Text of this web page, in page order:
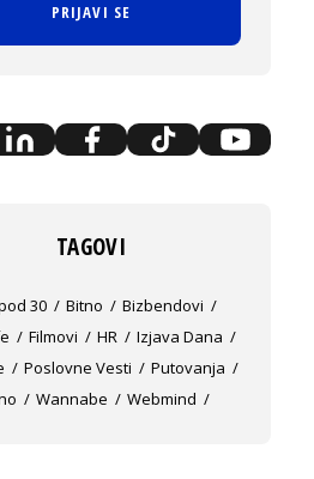
PRIJAVI SE
TAGOVI
30 Bitno
Bizbendovi
Filmovi HR
Izjava Dana
Poslovne Vesti
Putovanja
Wannabe Webmind